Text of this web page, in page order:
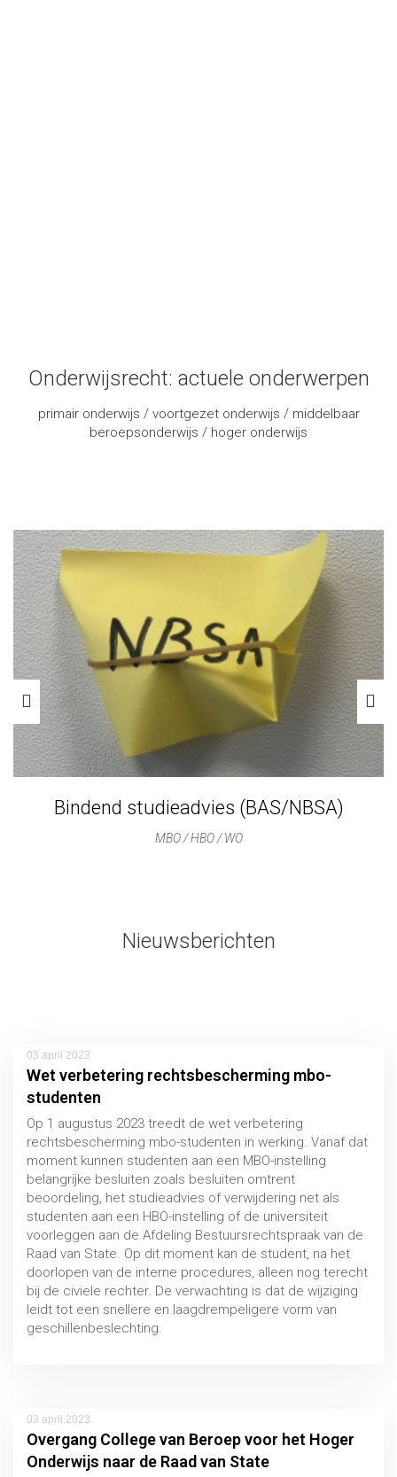
Onderwijsrecht: actuele onderwerpen
primair onderwijs / voortgezet onderwijs / middelbaar
beroepsonderwijs / hoger onderwijs
Bindend studieadvies (BAS/NBSA)
MBO / HBO / WO
Nieuwsberichten
03 april 2023
Wet verbetering rechtsbescherming mbo-
studenten
Op 1 augustus 2023 treedt de wet verbetering
rechtsbescherming mbo-studenten in werking. Vanaf dat
moment kunnen studenten aan een MBO-instelling
belangrijke besluiten zoals besluiten omtrent
beoordeling, het studieadvies of verwijdering net als
studenten aan een HBO-instelling of de universiteit
voorleggen aan de Afdeling Bestuursrechtspraak van de
Raad van State. Op dit moment kan de student, na het
doorlopen van de interne procedures, alleen nog terecht
bij de civiele rechter. De verwachting is dat de wijziging
leidt tot een snellere en laagdrempeligere vorm van
geschillenbeslechting.
03 april 2023
Overgang College van Beroep voor het Hoger
Onderwijs naar de Raad van State